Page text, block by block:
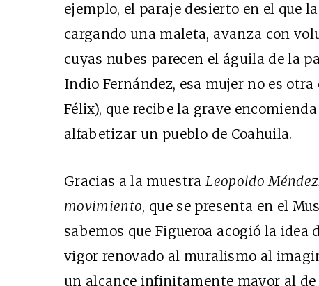
ejemplo, el paraje desierto en el que
cargando una maleta, avanza con
cuyas nubes parecen el águila de la
Indio Fernández, esa mujer no es
Félix), que recibe la grave
alfabetizar un pueblo de Coahuila.
Gracias a la muestraLeopoldo
movimiento, que se presenta en el
sabemos que Figueroa acogió la
vigor renovado al muralismo al
un alcance infinitamente mayor al de